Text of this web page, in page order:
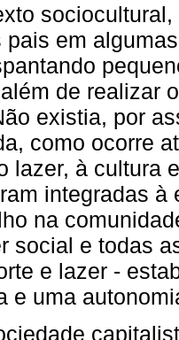
pais em
de realizar
existia, por
como ocorre
lazer, à cultura
integradas
na
social e todas
e lazer -
e uma